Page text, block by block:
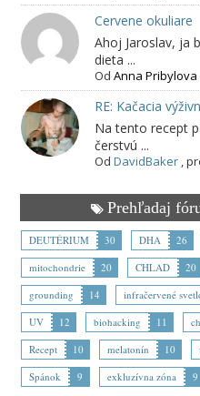
Cervene okuliare
Ahoj Jaroslav, ja
dieta ...
Od Anna Pribylova
RE: Kačacia
Na tento recept
čerstvú ...
Od DavidBaker,
Prehľadaj
DEUTÉRIUM 30 DHA 26
mitochondrie
20 CHLAD 20
grounding
14 infračervené
UV
12 biohacking 11
Recept
10 melatonín 10
Spánok
9 exkluzívna zóna 9